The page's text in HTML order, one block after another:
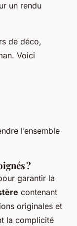
un rendu
de déco,
Voici
l’ensemble
?
garantir la
contenant
originales et
la complicité